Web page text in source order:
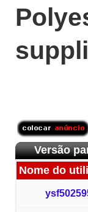
Versão
Nome do